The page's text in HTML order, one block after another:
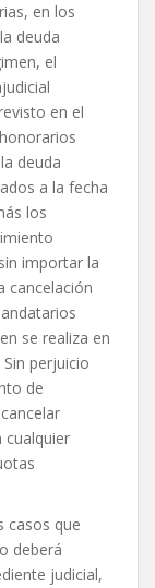
en los
deuda
el
en el
deuda
a la fecha
los
importar la
cancelación
se realiza en
perjuicio
de
casos que
deberá
judicial,